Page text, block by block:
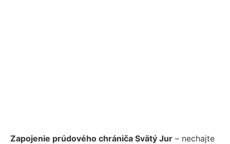
Zapojenie prúdového chrániča Svätý Jur – nechajte